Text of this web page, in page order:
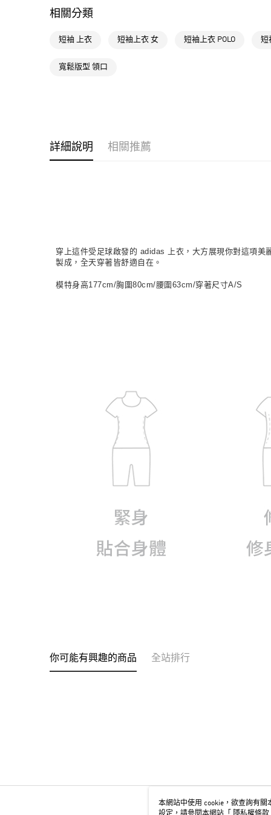
相關分類
短袖 上衣 短袖上衣 女 短袖上衣 POLO 短
寬鬆版型 領口
詳細說明 相關推薦
穿上這件受足球啟發的 adidas 上衣，大方展現你對這項
製成，全天穿著皆舒適自在。
模特身高177cm/胸圍80cm/腰圍63cm/穿著尺寸A/S
你可能有興趣的商品 全站排行
本網站中使用 cookie，欲查詢有關